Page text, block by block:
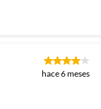
hace 6 meses